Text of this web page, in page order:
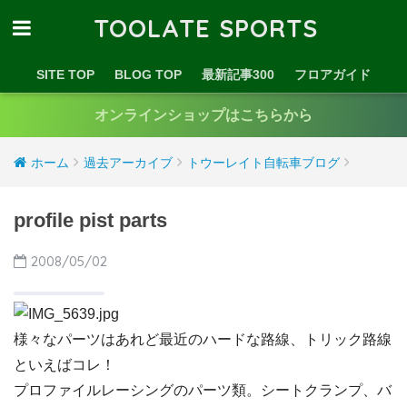
TOOLATE SPORTS
SITE TOP BLOG TOP 最新記事300 フロアガイド
オンラインショップはこちらから
ホーム 過去アーカイブ トウーレイト自転車ブログ
profile pist parts
2008/05/02
様々なパーツはあれど最近のハードな路線、トリック路線
といえばコレ！
プロファイルレーシングのパーツ類。シートクランプ、バ